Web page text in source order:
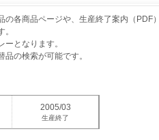
各商品ページや、生産終了案内（PDF
となります。
品の検索が可能です。
2005/03
生産終了